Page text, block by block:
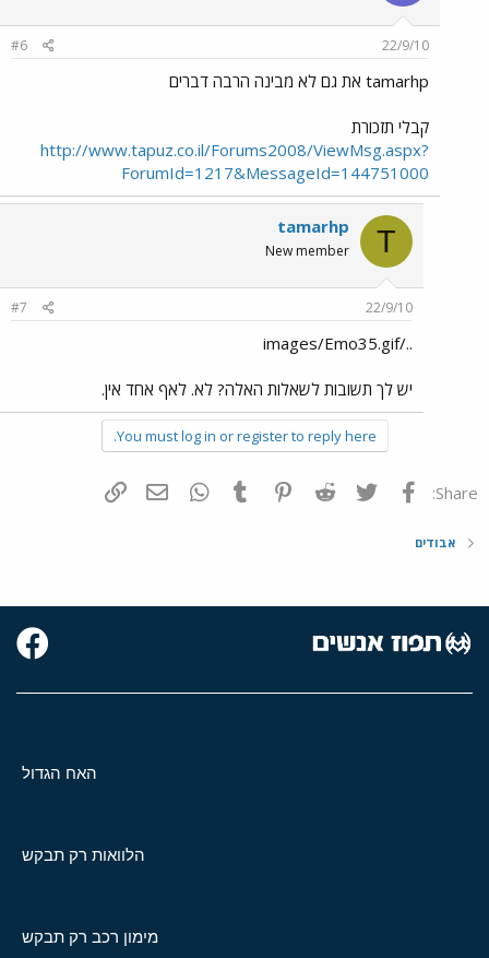
22/9/10
#6
tamarhp את גם לא מבינה הרבה דברים
קבלי תזכורת
http://www.tapuz.co.il/Forums2008/ViewMsg.aspx?
ForumId=1217&MessageId=144751000
T
tamarhp
New member
22/9/10
#7
../images/Emo35.gif
יש לך תשובות לשאלות האלה? לא. לאף אחד אין.
You must log in or register to reply here.
Share: פייסבוק Twitter
Reddit
Pinterest
Tumblr
WhatsAppדואר אלקטרוני
אבודים
האח הגדול
הלוואות רק תבקש
מימון רכב רק תבקש